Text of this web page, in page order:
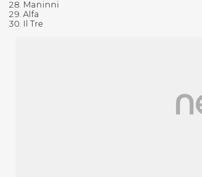
Maninni
Alfa
Il Tre